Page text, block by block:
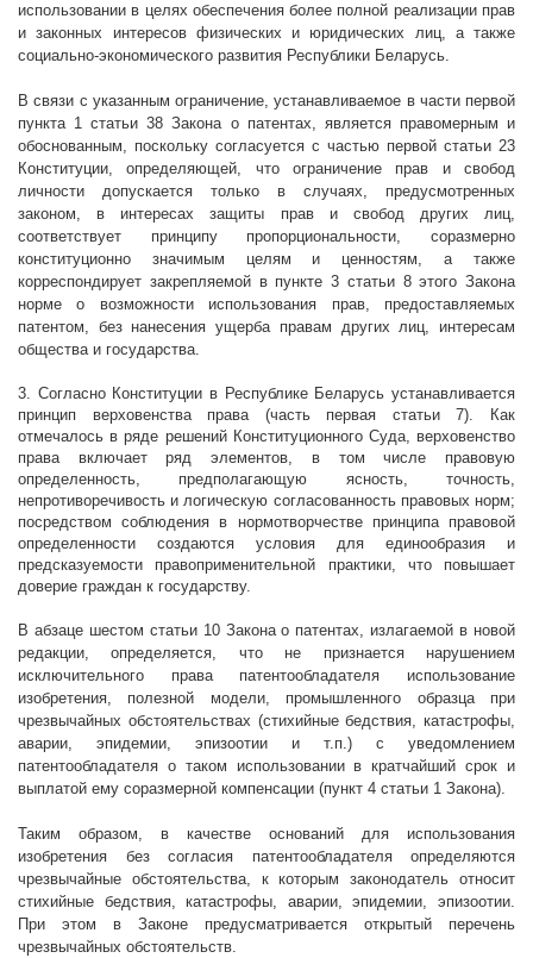
использовании в целях обеспечения более полной реализации прав
и законных интересов физических и юридических лиц, а также
социально-экономического развития Республики Беларусь.
В связи с указанным ограничение, устанавливаемое в части первой
пункта 1 статьи 38 Закона о патентах, является правомерным и
обоснованным, поскольку согласуется с частью первой статьи 23
Конституции, определяющей, что ограничение прав и свобод
личности допускается только в случаях, предусмотренных
законом, в интересах защиты прав и свобод других лиц,
соответствует принципу пропорциональности, соразмерно
конституционно значимым целям и ценностям, а также
корреспондирует закрепляемой в пункте 3 статьи 8 этого Закона
норме о возможности использования прав, предоставляемых
патентом, без нанесения ущерба правам других лиц, интересам
общества и государства.
3. Согласно Конституции в Республике Беларусь устанавливается
принцип верховенства права (часть первая статьи 7). Как
отмечалось в ряде решений Конституционного Суда, верховенство
права включает ряд элементов, в том числе правовую
определенность, предполагающую ясность, точность,
непротиворечивость и логическую согласованность правовых норм;
посредством соблюдения в нормотворчестве принципа правовой
определенности создаются условия для единообразия и
предсказуемости правоприменительной практики, что повышает
доверие граждан к государству.
В абзаце шестом статьи 10 Закона о патентах, излагаемой в новой
редакции, определяется, что не признается нарушением
исключительного права патентообладателя использование
изобретения, полезной модели, промышленного образца при
чрезвычайных обстоятельствах (стихийные бедствия, катастрофы,
аварии, эпидемии, эпизоотии и т.п.) с уведомлением
патентообладателя о таком использовании в кратчайший срок и
выплатой ему соразмерной компенсации (пункт 4 статьи 1 Закона).
Таким образом, в качестве оснований для использования
изобретения без согласия патентообладателя определяются
чрезвычайные обстоятельства, к которым законодатель относит
стихийные бедствия, катастрофы, аварии, эпидемии, эпизоотии.
При этом в Законе предусматривается открытый перечень
чрезвычайных обстоятельств.